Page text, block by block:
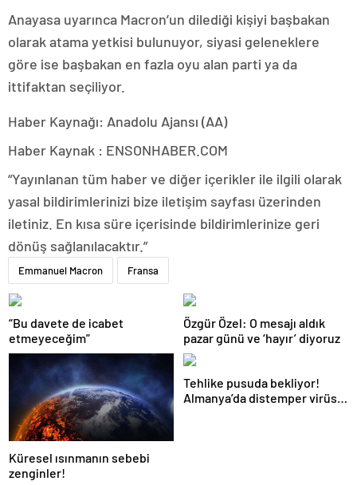
Anayasa uyarınca Macron’un dilediği kişiyi başbakan
olarak atama yetkisi bulunuyor, siyasi geleneklere
göre ise başbakan en fazla oyu alan parti ya da
ittifaktan seçiliyor.
Haber Kaynağı: Anadolu Ajansı (AA)
Haber Kaynak : ENSONHABER.COM
“Yayınlanan tüm haber ve diğer içerikler ile ilgili olarak
yasal bildirimlerinizi bize iletişim sayfası üzerinden
iletiniz. En kısa süre içerisinde bildirimlerinize geri
dönüş sağlanılacaktır.”
Emmanuel Macron Fransa
“Bu davete de icabet
etmeyeceğim”
Özgür Özel: O mesajı aldık
pazar günü ve ‘hayır’ diyoruz
Küresel ısınmanın sebebi
zenginler!
Tehlike pusuda bekliyor!
Almanya’da distemper virüsü